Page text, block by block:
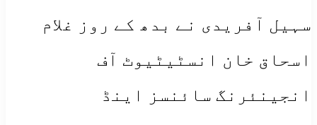
سہیل آفریدی نے بدھ کے روز غلام
اسحاق خان انسٹیٹیوٹ آف
انجینئرنگ سائنسز اینڈ